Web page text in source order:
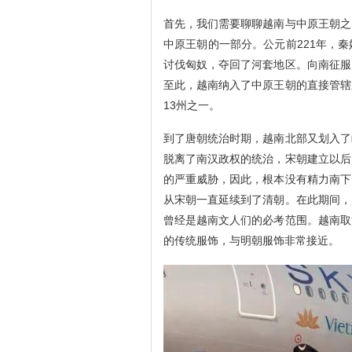
首先，我们需要聊聊越南与中原王朝
中原王朝的一部分。公元前221年，
讨伐匈奴，夺回了河套地区。向南征
至此，越南纳入了中原王朝的直接管
13州之一。
到了唐朝统治时期，越南北部又划入
脱离了南汉政权的统治，宋朝建立以
的严重威胁，因此，根本没有精力南
从宋朝一直延续到了清朝。在此期间
曾经是越南文人们的必考范围。越南
的传统服饰，与明朝服饰非常接近。